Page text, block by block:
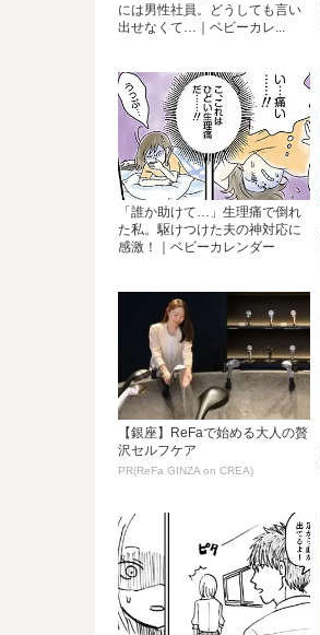
には男性社員。どうしても言い
出せなくて…｜ベビーカレ...
「誰か助けて…」生理痛で倒れ
た私。駆けつけた夫の神対応に
感激！｜ベビーカレンダー
【銀座】ReFaで始める大人の贅
沢セルフケア
PR(ReFa GINZA on CREA)